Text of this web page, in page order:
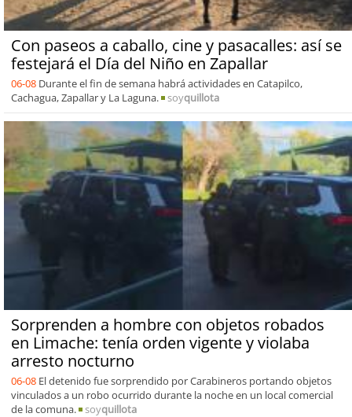
Con paseos a caballo, cine y pasacalles: así se
festejará el Día del Niño en Zapallar
06-08 Durante el fin de semana habrá actividades en Catapilco,
Cachagua, Zapallar y La Laguna.
soyquillota
Sorprenden a hombre con objetos robados
en Limache: tenía orden vigente y violaba
arresto nocturno
06-08 El detenido fue sorprendido por Carabineros portando objetos
vinculados a un robo ocurrido durante la noche en un local comercial
de la comuna.
soyquillota